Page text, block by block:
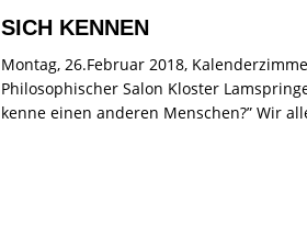
SICH KENNEN
Montag, 26.Februar 2018,
Philosophischer Salon Kloster
kenne einen anderen Menschen?” Wir